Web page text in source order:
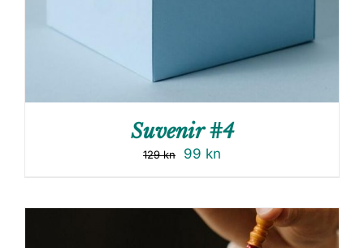
Suvenir #4
129kn 99 kn